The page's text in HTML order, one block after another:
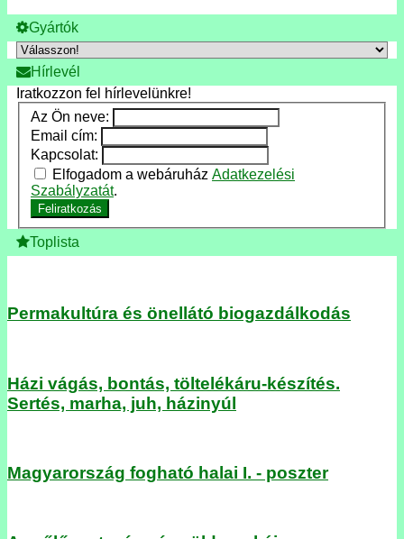
Gyártók
Hírlevél
Iratkozzon fel hírlevelünkre!
Az Ön neve:
Email cím:
Kapcsolat:
Elfogadom a webáruház Adatkezelési
Szabályzatát.
Feliratkozás
Toplista
Permakultúra és önellátó biogazdálkodás
Házi vágás, bontás, töltelékáru-készítés.
Sertés, marha, juh, házinyúl
Magyarország fogható halai I. - poszter